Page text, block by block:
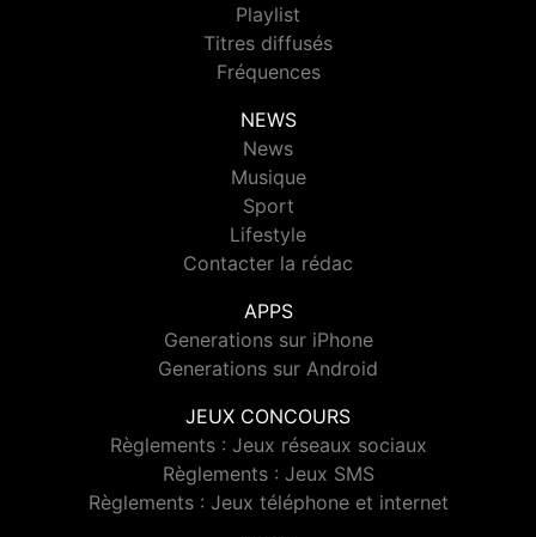
Playlist
Titres diffusés
Fréquences
NEWS
News
Musique
Sport
Lifestyle
Contacter la rédac
APPS
Generations sur iPhone
Generations sur Android
JEUX CONCOURS
Règlements : Jeux réseaux sociaux
Règlements : Jeux SMS
Règlements : Jeux téléphone et internet